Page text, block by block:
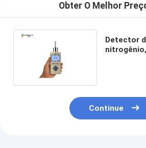
Obter O Melhor
Detector
Continue